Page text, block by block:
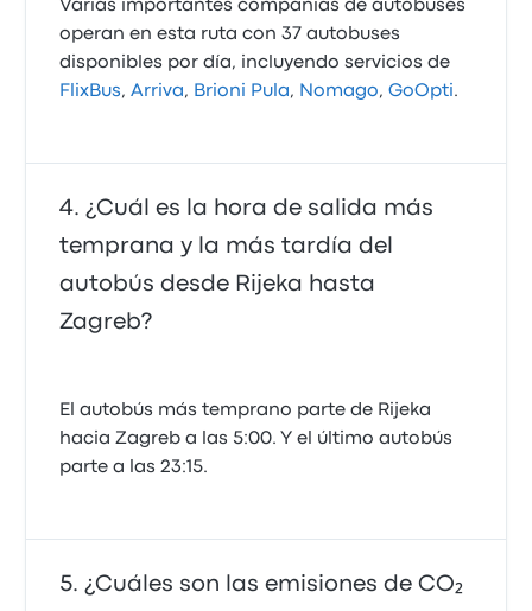
Varias importantes compañías de autobuses
operan en esta ruta con 37 autobuses
disponibles por día, incluyendo servicios de
FlixBus,Arriva, Brioni Pula, Nomago,GoOpti.
¿Cuál es la hora de salida más
temprana y la más tardía del
autobús desde Rijeka hasta
Zagreb?
El autobús más temprano parte de Rijeka
hacia Zagreb a las 5:00. Y el último autobús
parte a las 23:15.
¿Cuáles son las emisiones de CO₂